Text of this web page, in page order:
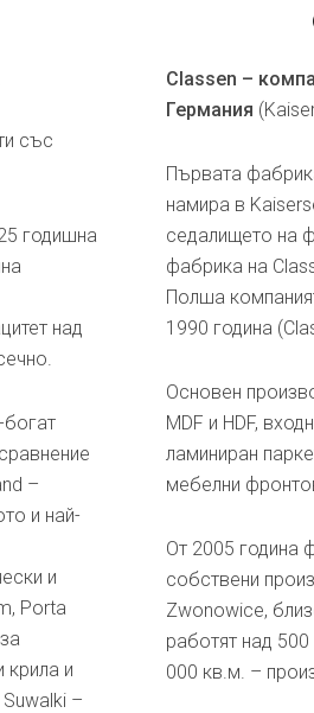
със
годишна
над
богат
–
и най-
и
Porta
крила и
–
Classen –
Германия
Първата
намира в
седалището на
фабрика на
Полша
1990 година
Основен
MDF и HDF,
ламиниран
мебелни
От 2005 година
собствени
Zwonowice,
работят над
000 кв.м. –